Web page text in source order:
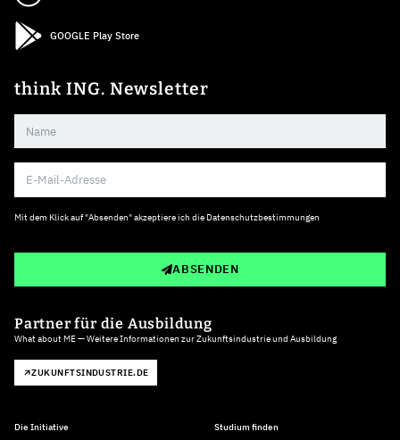
GOOGLE Play Store
think ING. Newsletter
Mit dem Klick auf "Absenden" akzeptiere ich die Datenschutzbestimmungen
ABSENDEN
Partner für die Ausbildung
What about ME — Weitere Informationen zur Zukunftsindustrie und Ausbildung
ZUKUNFTSINDUSTRIE.DE
Die Initiative
Studium finden